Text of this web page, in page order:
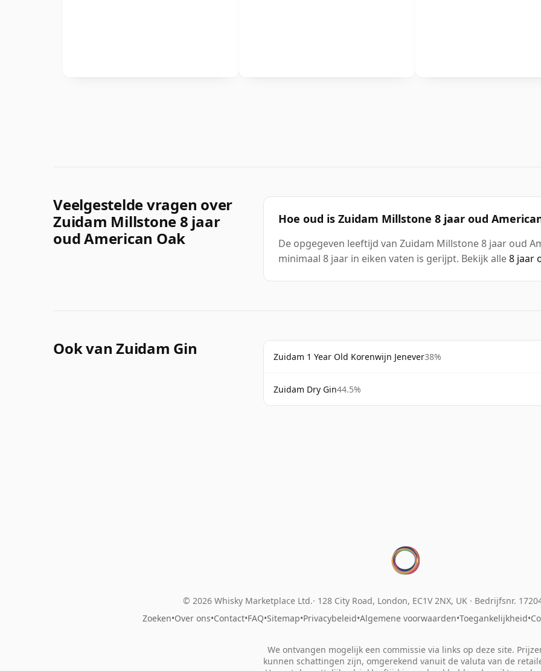
Veelgestelde vragen over
Zuidam Millstone 8 jaar
oud American Oak
Hoe oud is Zuidam Millstone 8 jaar oud
De opgegeven leeftijd van Zuidam Millstone 8 jaar oud
minimaal 8 jaar in eiken vaten is gerijpt. Bekijk alle8 jaar
Ook van Zuidam Gin Zuidam 1 Year Old Korenwijn Jenever38%
Zuidam Dry Gin44.5%
© 2026 Whisky Marketplace Ltd. 128 City Road, London, EC1V 2NX, UK · Bedrijfsnr.
Zoeken•Over ons•Contact•FAQ•Sitemap•Privacybeleid•Algemene voorwaarden•Toegankelijkheid•
We ontvangen mogelijk een commissie via links op deze site.
kunnen schattingen zijn, omgerekend vanuit de valuta van de